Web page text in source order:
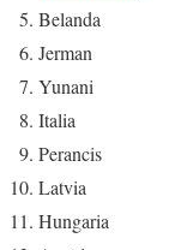
Belanda
Jerman
Yunani
Italia
Perancis
Latvia
Hungaria